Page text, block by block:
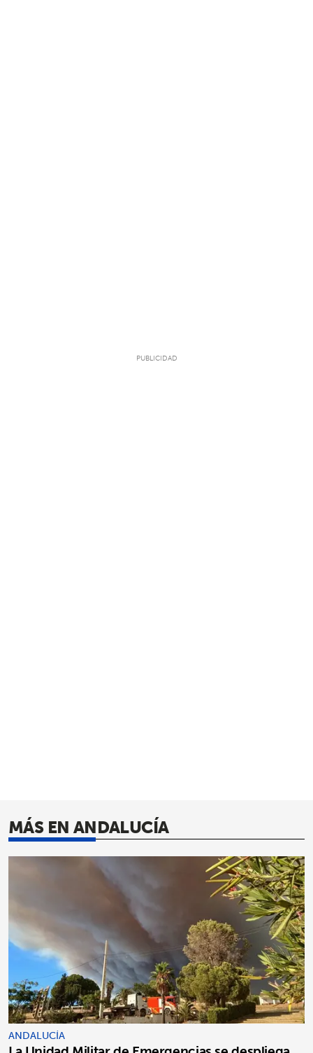
MÁS EN ANDALUCÍA
ANDALUCÍA